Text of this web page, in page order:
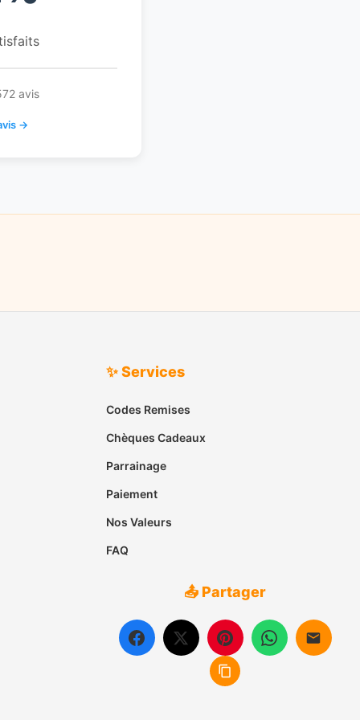
avis
→
✨ Services
Codes Remises
Chèques Cadeaux
Parrainage
Paiement
Nos Valeurs
FAQ
📤 Partager